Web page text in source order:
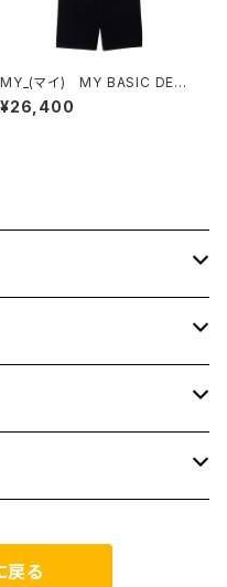
MY_(マイ) MY BASIC DENI
M BLACK
¥26,400
戻る